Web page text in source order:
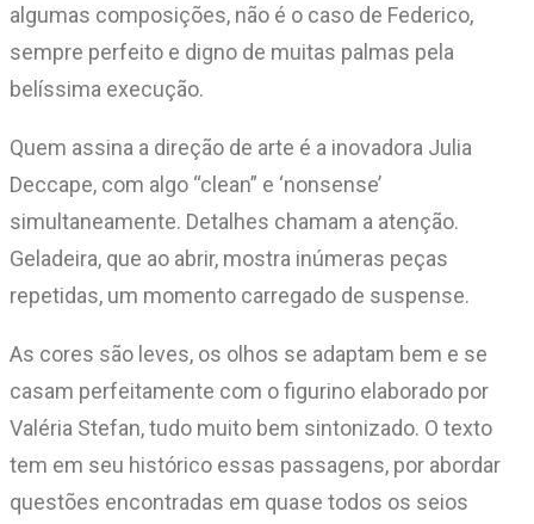
algumas composições, não é o caso de Federico,
sempre perfeito e digno de muitas palmas pela
belíssima execução.
Quem assina a direção de arte é a inovadora Julia
Deccape, com algo “clean” e ‘nonsense’
simultaneamente. Detalhes chamam a atenção.
Geladeira, que ao abrir, mostra inúmeras peças
repetidas, um momento carregado de suspense.
As cores são leves, os olhos se adaptam bem e se
casam perfeitamente com o figurino elaborado por
Valéria Stefan, tudo muito bem sintonizado. O texto
tem em seu histórico essas passagens, por abordar
questões encontradas em quase todos os seios